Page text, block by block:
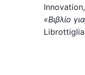
«Βιβλίο
Librottiglia